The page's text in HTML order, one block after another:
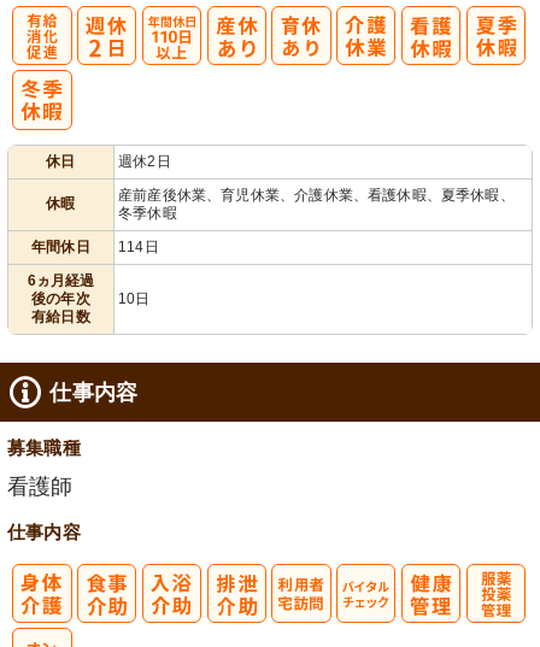
休日 週休2日
休暇
産前産後休業、育児休業、介護休業、看護休暇、夏季休暇、
冬季休暇
年間休日
114日
6ヵ月経過
後の年次
有給日数
10日
仕事内容
募集職種
看護師
仕事内容